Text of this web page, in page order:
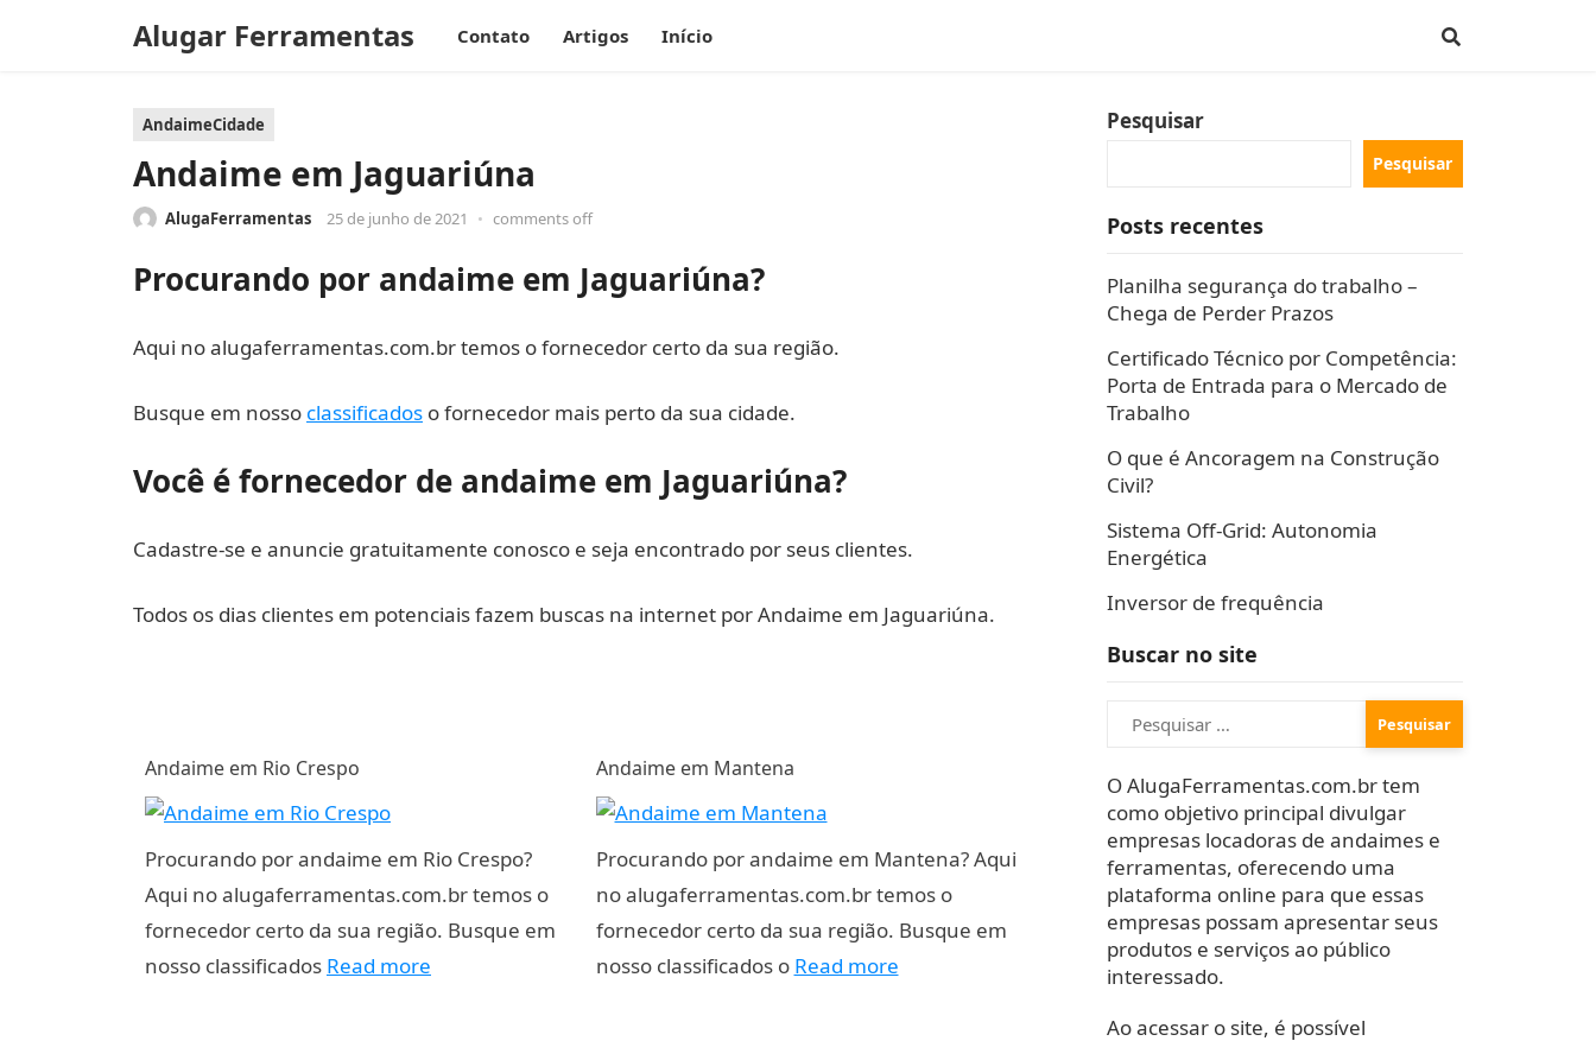
Alugar Ferramentas Contato Artigos Início
AndaimeCidade
Andaime em Jaguariúna
AlugaFerramentas 25 de junho de 2021 • comments off
Procurando por andaime em Jaguariúna?
Aqui no alugaferramentas.com.br temos o fornecedor certo da sua região.
Busque em nosso classificados o fornecedor mais perto da sua cidade.
Você é fornecedor de andaime em Jaguariúna?
Cadastre-se e anuncie gratuitamente conosco e seja encontrado por seus clientes.
Todos os dias clientes em potenciais fazem buscas na internet por Andaime em Jaguariúna.
Andaime em Rio Crespo
Procurando por andaime em Rio Crespo?
Aqui no alugaferramentas.com.br temos o
fornecedor certo da sua região. Busque em
nosso classificados Read more
Andaime em Mantena
Procurando por andaime em Mantena? Aqui
no alugaferramentas.com.br temos o
fornecedor certo da sua região. Busque em
nosso classificados o Read more
Pesquisar
Pesquisar
Posts recentes
Planilha segurança do trabalho –
Chega de Perder Prazos
Certificado Técnico por Competência:
Porta de Entrada para o Mercado de
Trabalho
O que é Ancoragem na Construção
Civil?
Sistema Off-Grid: Autonomia
Energética
Inversor de frequência
Buscar no site
Pesquisar
por:
O AlugaFerramentas.com.br tem
como objetivo principal divulgar
empresas locadoras de andaimes e
ferramentas, oferecendo uma
plataforma online para que essas
empresas possam apresentar seus
produtos e serviços ao público
interessado.
Ao acessar o site, é possível